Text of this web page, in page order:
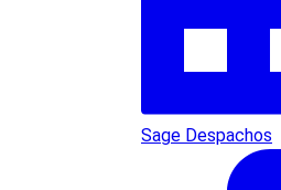
Sage Despachos